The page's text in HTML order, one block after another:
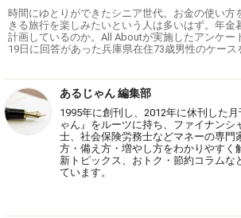
時間にゆとりができたシニア世代。お金の使い方
きる旅行を楽しみたいという人は多いはず。年金
計画しているのか。All Aboutが実施したアンケー
19日に回答があった兵庫県在住73歳男性のケース
あるじゃん 編集部
1995年に創刊し、2012年に休刊した
ゃん』をルーツに持ち、ファイナンシ
士、社会保険労務士などマネーの専門
方・備え方・増やし方をわかりやすく
新トピックス、おトク・節約コラムな
ています。